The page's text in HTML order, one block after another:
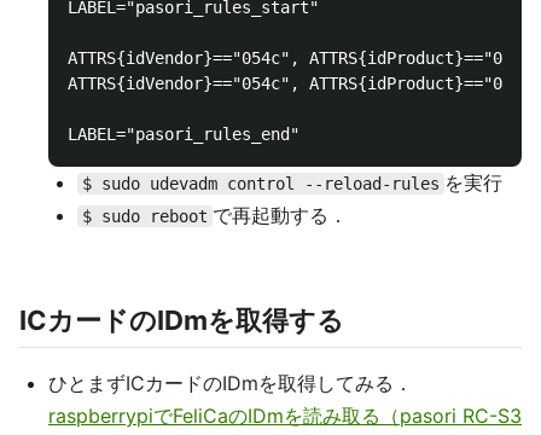
LABEL="pasori_rules_start"
ATTRS{idVendor}=="054c",
ATTRS{idVendor}=="054c",
$ sudo udevadm control --reload-rules を実行
$ sudo reboot で再起動する．
ICカードのIDmを取得する
ひとまずICカードのIDmを取得してみる．
raspberrypiでFeliCaのIDmを読み取る（pasori RC-S3